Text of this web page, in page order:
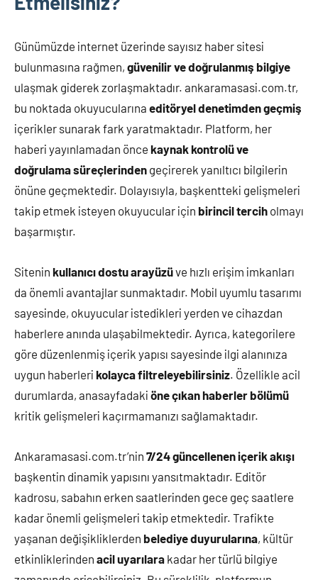
Günümüzde internet üzerinde sayısız haber sitesi
bulunmasına rağmen, güvenilir ve doğrulanmış bilgiye
ulaşmak giderek zorlaşmaktadır. ankaramasasi.com.tr,
bu noktada okuyucularına editöryel denetimden geçmiş
içerikler sunarak fark yaratmaktadır. Platform, her
haberi yayınlamadan önce kaynak kontrolü ve
doğrulama süreçlerinden geçirerek yanıltıcı bilgilerin
önüne geçmektedir. Dolayısıyla, başkentteki gelişmeleri
takip etmek isteyen okuyucular için birincil tercih olmayı
başarmıştır.
Sitenin kullanıcı dostu arayüzüve hızlı erişim imkanları
da önemli avantajlar sunmaktadır. Mobil uyumlu tasarımı
sayesinde, okuyucular istedikleri yerden ve cihazdan
haberlere anında ulaşabilmektedir. Ayrıca, kategorilere
göre düzenlenmiş içerik yapısı sayesinde ilgi alanınıza
uygun haberleri kolayca filtreleyebilirsiniz. Özellikle acil
durumlarda, anasayfadaki öne çıkan haberler bölümü
kritik gelişmeleri kaçırmamanızı sağlamaktadır.
Ankaramasasi.com.tr’nin 7/24 güncellenen içerik akışı
başkentin dinamik yapısını yansıtmaktadır. Editör
kadrosu, sabahın erken saatlerinden gece geç saatlere
kadar önemli gelişmeleri takip etmektedir. Trafikte
yaşanan değişikliklerden belediye duyurularına, kültür
etkinliklerinden acil uyarılara kadar her türlü bilgiye